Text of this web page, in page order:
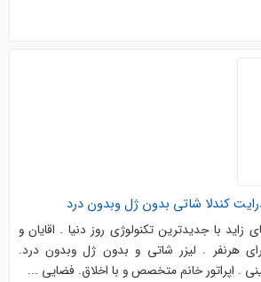
کندلا شاتی بدون ژل وبدون درد
زاید با جدیدترین تکنولوژی روز دنیا . اقایان و
هرنفر . لیزر شاتی و بدون ژل وبدون درد.
. اپراتور خانم متخصص و با اخلاق. فضایی ...